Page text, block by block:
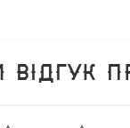
відгук